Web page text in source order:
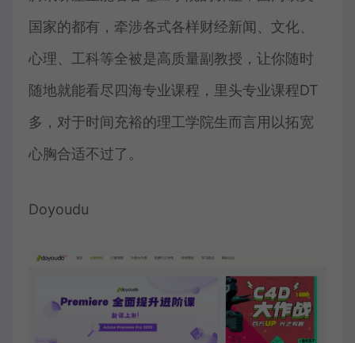
国家的都有，牵涉各式各样财经新闻、文化、
心理、工科等全被是高质量副教授，让你随时
随地就能看尽四海专业课程，里头专业课程DT
多，对于时间充裕的理工学院生而言用以拓宽
心胸合适不过了。
Doyoudu